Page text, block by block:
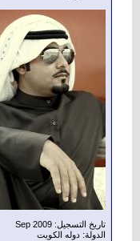
تاريخ التسجيل: Sep 2009
الدولة: دوله الكويت